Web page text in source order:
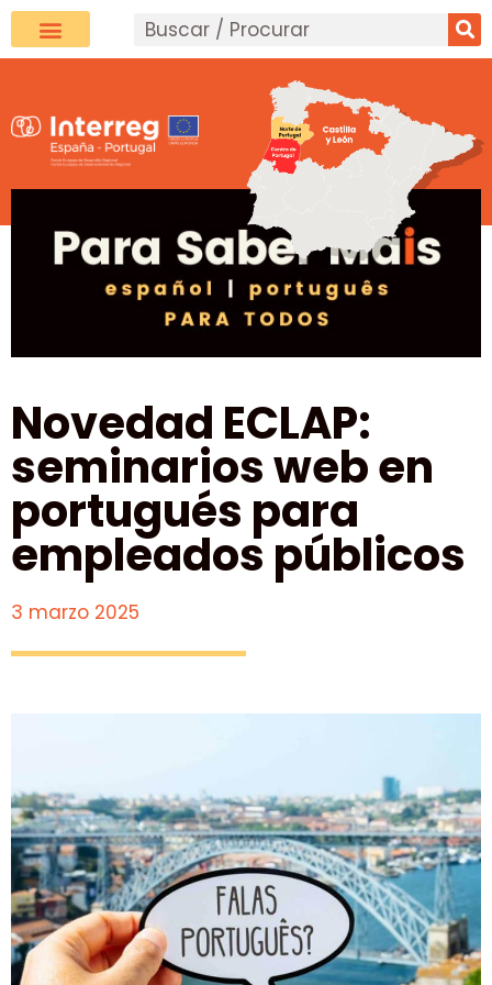
Novedad ECLAP:
seminarios web en
portugués para
empleados públicos
3 marzo 2025